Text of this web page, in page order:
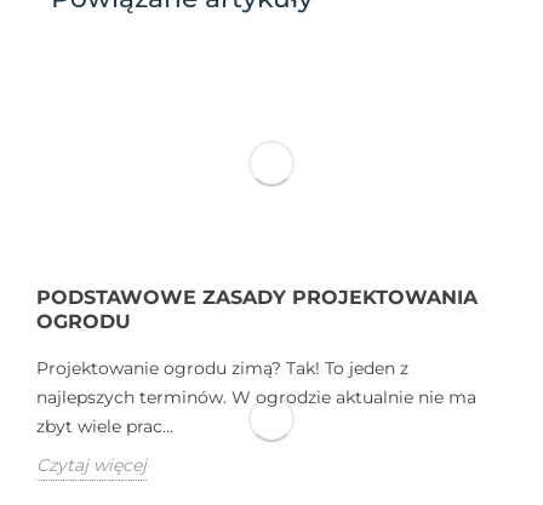
PODSTAWOWE ZASADY PROJEKTOWANIA
OGRODU
Projektowanie ogrodu zimą? Tak! To jeden z
najlepszych terminów. W ogrodzie aktualnie nie ma
zbyt wiele prac...
Czytaj więcej